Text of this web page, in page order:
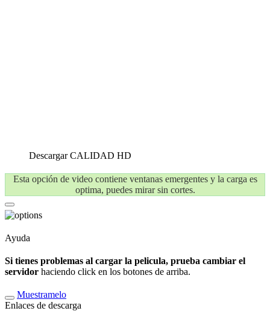
DescargarCALIDAD HD
Esta opción de video contiene ventanas emergentes y la carga es
optima, puedes mirar sin cortes.
Ayuda
Si tienes problemas al cargar la pelicula, prueba cambiar el
servidor haciendo click en los botones de arriba.
Muestramelo
Enlaces de descarga